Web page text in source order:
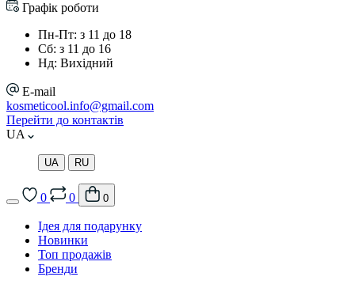
Графік роботи
Пн-Пт: з 11 до 18
Сб: з 11 до 16
Нд: Вихідний
E-mail
kosmeticool.info@gmail.com
Перейти до контактів
UA
UA RU
0 0 0
Ідея для подарунку
Новинки
Топ продажів
Бренди